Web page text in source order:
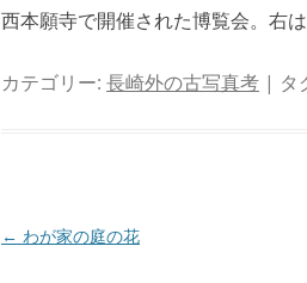
西本願寺で開催された博覧会。右
カテゴリー: 長崎外の古写真考 | タ
投
← わが家の庭の花